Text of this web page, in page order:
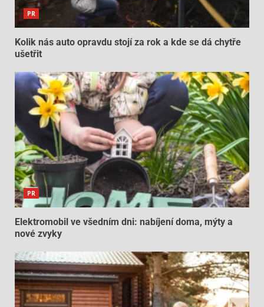
PR
Kolik nás auto opravdu stojí za rok a kde se dá chytře
ušetřit
PR
Elektromobil ve všedním dni: nabíjení doma, mýty a
nové zvyky